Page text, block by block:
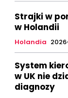
Strajki w
w Holandii
Holandia
System
w UK nie
diagnozy